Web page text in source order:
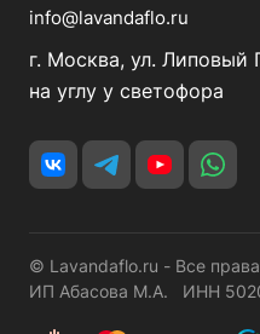
info@lavandaflo.ru
г. Москва, ул. Липовый
на углу у светофора
© Lavandaflo.ru - Все
ИП Абасова М.А. ИНН